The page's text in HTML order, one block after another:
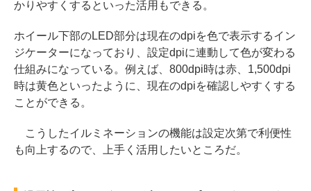
かりやすくするといった活用もできる。
ホイール下部のLED部分は現在のdpiを色で表示するイン
ジケーターになっており、設定dpiに連動して色が変わる
仕組みになっている。例えば、800dpi時は赤、1,500dpi
時は黄色といったように、現在のdpiを確認しやすくする
ことができる。
こうしたイルミネーションの機能は設定次第で利便性
も向上するので、上手く活用したいところだ。